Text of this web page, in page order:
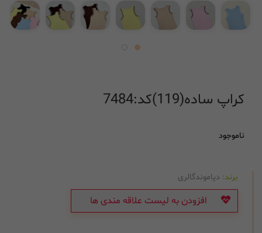
کراپ ساده(119)کد:7484
ناموجود
برند: دیاموندگالری
افزودن به لیست علاقه مندی ها